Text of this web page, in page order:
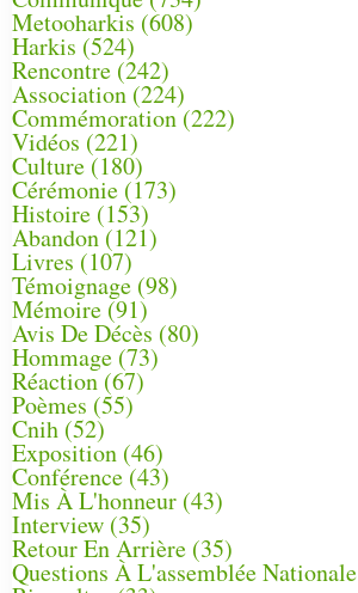
Metooharkis (608)
Harkis (524)
Rencontre (242)
Association (224)
Commémoration(222)
Vidéos (221)
Culture(180)
Cérémonie (173)
Histoire (153)
Abandon(121)
Livres (107)
Témoignage (98)
Mémoire (91)
Avis De Décès (80)
Hommage (73)
Réaction(67)
Poèmes (55)
Cnih (52)
Exposition (46)
Conférence(43)
Mis À L'honneur (43)
Interview (35)
Retour En Arrière (35)
Questions À L'assemblée Nationale